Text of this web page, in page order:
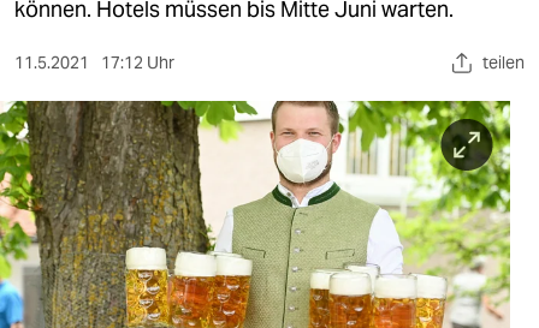
sport
berlin
nord
wahrheit
verlag
können. Hotels müssen bis Mitte Juni warten.
11.5.2021 17:12 Uhr teilen